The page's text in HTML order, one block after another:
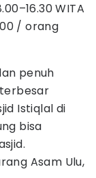
WITA
/ orang
penuh
Istiqlal di
bisa
Asam Ulu,